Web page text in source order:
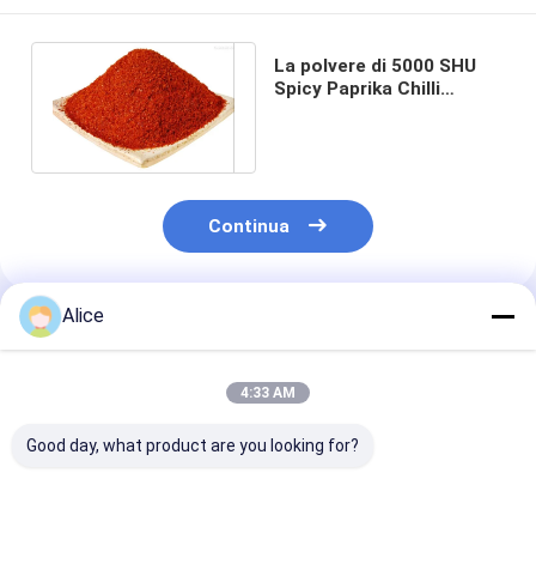
La polvere di 5000 SHU
Spicy Paprika Chilli
Continua
Prodotti Raccomandati
Alice
4:33 AM
Good day, what product are you looking for?